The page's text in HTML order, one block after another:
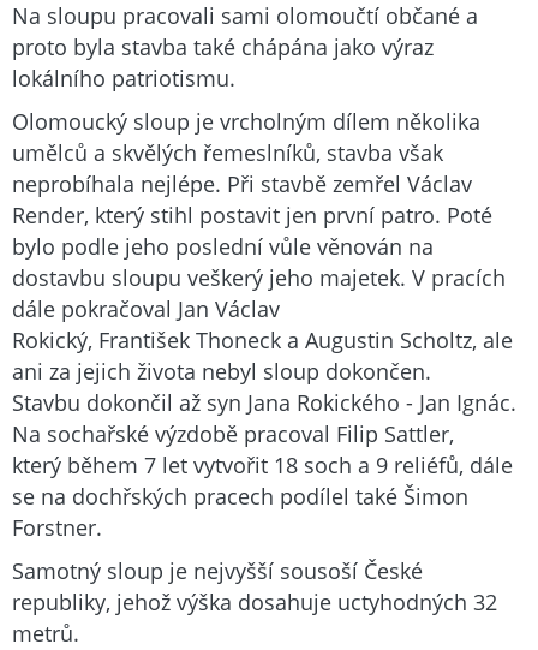
Na sloupu pracovali sami olomoučtí občané a
proto byla stavba také chápána jako výraz
lokálního patriotismu.
Olomoucký sloup je vrcholným dílem několika
umělců a skvělých řemeslníků, stavba však
neprobíhala nejlépe. Při stavbě zemřel Václav
Render, který stihl postavit jen první patro. Poté
bylo podle jeho poslední vůle věnován na
dostavbu sloupu veškerý jeho majetek. V pracích
dále pokračoval Jan Václav
Rokický, František Thoneck a Augustin Scholtz, ale
ani za jejich života nebyl sloup dokončen.
Stavbu dokončil až syn Jana Rokického - Jan Ignác.
Na sochařské výzdobě pracoval Filip Sattler,
který během 7 let vytvořit 18 soch a 9 reliéfů, dále
se na dochřských pracech podílel také Šimon
Forstner.
Samotný sloup je nejvyšší sousoší České
republiky, jehož výška dosahuje uctyhodných 32
metrů.